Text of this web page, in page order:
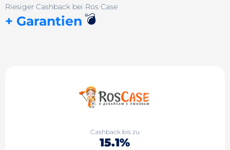
Riesiger Cashback bei Ros Case
+ Garantien 💣
Cashback bis zu
15.1%